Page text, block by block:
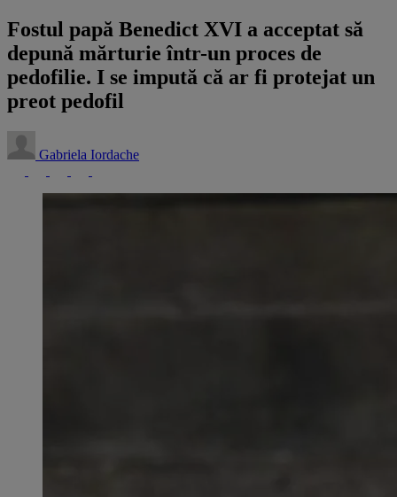
Fostul papă Benedict XVI a acceptat să
depună mărturie într-un proces de
pedofilie. I se impută că ar fi protejat un
preot pedofil
Gabriela Iordache